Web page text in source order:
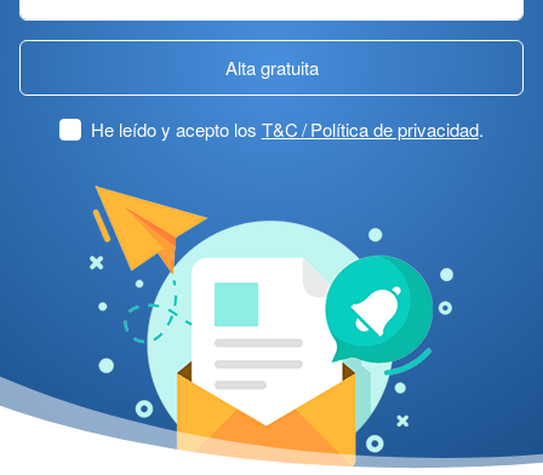
Alta gratuita
He leído y acepto los T&C / Política de privacidad.